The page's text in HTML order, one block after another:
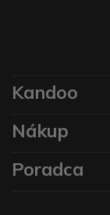
Kandoo
Nákup
Poradca